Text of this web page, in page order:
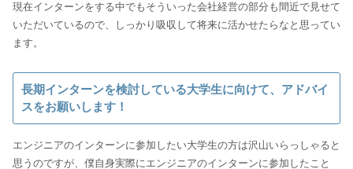
現在インターンをする中でもそういった会社経営の部分も間近で見せて
いただいているので、しっかり吸収して将来に活かせたらなと思ってい
ます。
長期インターンを検討している大学生に向けて、アドバイ
スをお願いします！
エンジニアのインターンに参加したい大学生の方は沢山いらっしゃると
思うのですが、僕自身実際にエンジニアのインターンに参加したこと